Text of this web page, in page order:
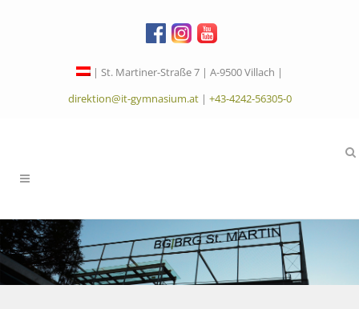
| St. Martiner-Straße 7 | A-9500 Villach |
direktion@it-gymnasium.at| +43-4242-56305-0